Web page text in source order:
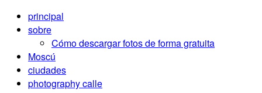
principal
sobre
Cómo descargar fotos de forma gratuita
Moscú
ciudades
photography calle